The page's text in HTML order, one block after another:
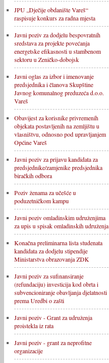
JPU „Dječije obdanište Vareš“
raspisuje konkurs za radna mjesta
Javni poziv za dodjelu bespovratnih
sredstava za projekte povećanja
energetske efikasnosti u stambenom
sektoru u Zeničko-dobojsk
Javni oglas za izbor i imenovanje
predsjednika i članova Skupštine
Javnog komunalnog preduzeća d.o.o.
Vareš
Obavijest za korisnike privremenih
objekata postavljenih na zemljištu u
vlasništvu, odnosno pod upravljanjem
Općine Vareš
Javni poziv za prijavu kandidata za
predsjednike/zamjenike predsjednika
biračkih odbora
Poziv ženama za učešće u
poduzetničkom kampu
Javni poziv omladinskim udruženjima
za upis u spisak omladinskih udruženja
Konačna preliminarna lista studenata
kandidata za dodjelu stipendije
Ministarstva obrazovanja ZDK
Javni poziv za sufinansiranje
(refundaciju) investicija kod obrta i
subvencioniranje obavljanja djelatnosti
prema Uredbi o zašti
Javni poziv - Grant za udruženja
proistekla iz rata
Javni poziv - grant za neprofitne
organizacije